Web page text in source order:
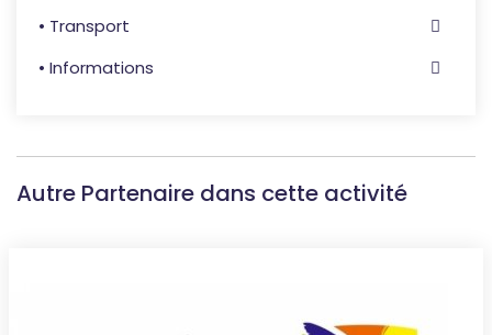
• Transport
• Informations
Autre Partenaire dans cette activité